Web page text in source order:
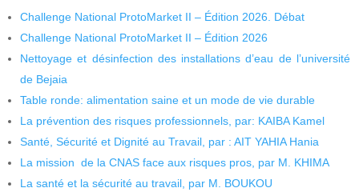
Challenge National ProtoMarket II – Édition 2026. Débat
Challenge National ProtoMarket II – Édition 2026
Nettoyage et désinfection des installations d’eau de l’université
de Bejaia
Table ronde: alimentation saine et un mode de vie durable
La prévention des risques professionnels, par: KAIBA Kamel
Santé, Sécurité et Dignité au Travail, par : AIT YAHIA Hania
La mission de la CNAS face aux risques pros, par M. KHIMA
La santé et la sécurité au travail, par M. BOUKOU